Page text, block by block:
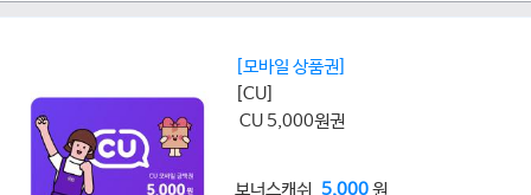
[모바일 상품권]
[CU]
CU 5,000원권
보너스캐쉬 5,000원